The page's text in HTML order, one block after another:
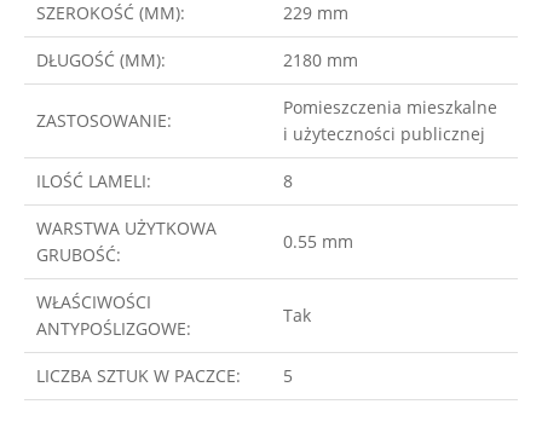
SZEROKOŚĆ (MM): 229 mm
DŁUGOŚĆ (MM): 2180 mm
ZASTOSOWANIE:
Pomieszczenia mieszkalne
i użyteczności publicznej
ILOŚĆ LAMELI: 8
WARSTWA UŻYTKOWA
GRUBOŚĆ:
0.55 mm
WŁAŚCIWOŚCI
ANTYPOŚLIZGOWE:
Tak
LICZBA SZTUK W PACZCE: 5